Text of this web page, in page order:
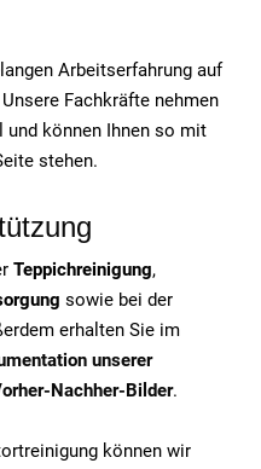
Arbeitserfahrung auf
Fachkräfte nehmen
und können Ihnen so mit
stehen.
Teppichreinigung,
sowie bei der
erhalten Sie im
unserer
Nachher-Bilder.
können wir